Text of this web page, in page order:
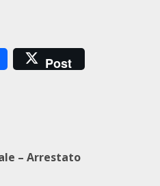
Post
– Arrestato